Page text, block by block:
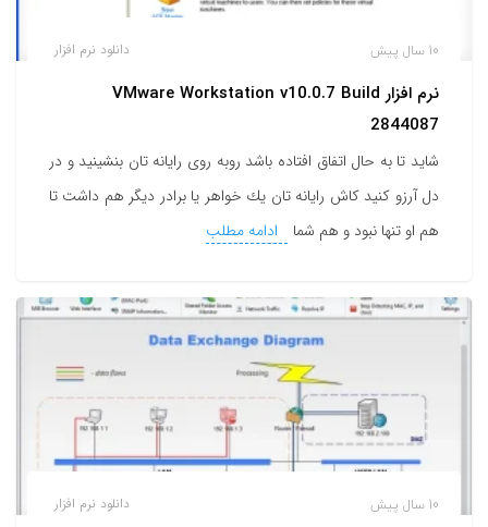
دانلود نرم افزار 10 سال پیش
نرم افزار VMware Workstation v10.0.7 Build
2844087
شاید تا به حال اتفاق افتاده باشد روبه روی رایانه تان بنشینید و در
دل آرزو كنید كاش رایانه تان یك خواهر یا برادر دیگر هم داشت تا
هم او تنها نبود و هم شما
ادامه مطلب
دانلود نرم افزار 10 سال پیش